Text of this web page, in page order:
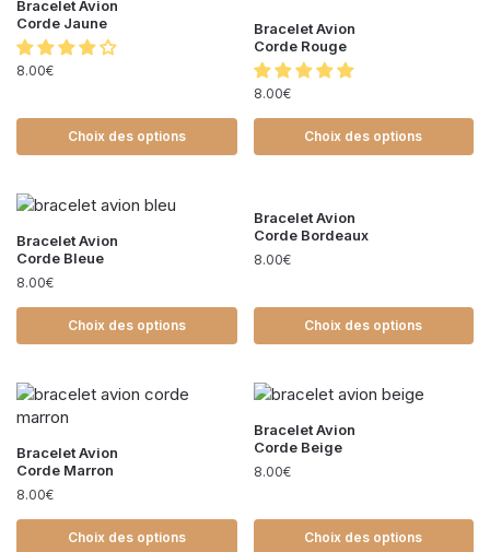
Bracelet Avion
Corde Jaune
8.00€
Choix des options
Bracelet Avion
Corde Rouge
8.00€
Choix des options
Bracelet Avion
Corde Bleue
8.00€
Choix des options
Bracelet Avion
Corde Bordeaux
8.00€
Choix des options
Bracelet Avion
Corde Marron
8.00€
Choix des options
Bracelet Avion
Corde Beige
8.00€
Choix des options